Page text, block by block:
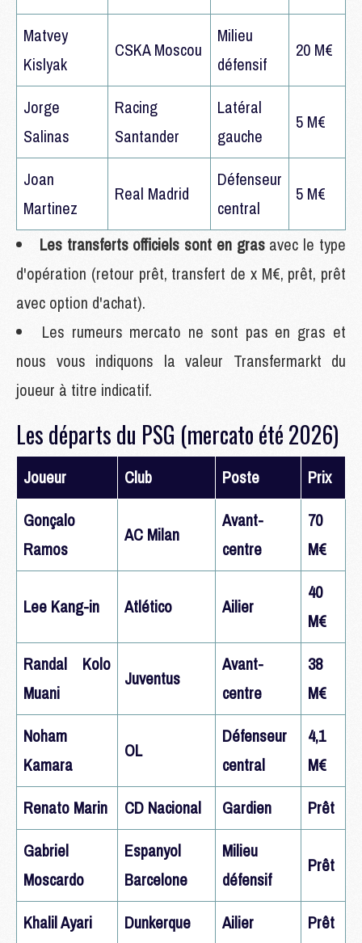
Matvey
Kislyak
CSKA Moscou
Milieu
défensif
20 M€
Jorge
Salinas
Racing
Santander
Latéral
gauche
5 M€
Joan
Martinez
Real Madrid
Défenseur
central
5 M€
Les transferts officiels sont en grasavec le type
d'opération (retour prêt, transfert de x M€, prêt, prêt
avec option d'achat).
Les rumeurs mercato ne sont pas en gras et
nous vous indiquons la valeur Transfermarkt du
joueur à titre indicatif.
Les départs du PSG (mercato été 2026)
Joueur Club Poste
Prix
Gonçalo
Ramos
AC Milan
Avant-
centre
70
M€
Lee Kang-in Atlético Ailier
40
M€
Randal Kolo
Muani
Juventus
Avant-
centre
38
M€
Noham
Kamara
OL
Défenseur
central
4,1
M€
Renato Marin
CD Nacional Gardien
Prêt
Gabriel
Moscardo
Espanyol
Barcelone
Milieu
défensif
Prêt
Khalil Ayari Dunkerque Ailier
Prêt